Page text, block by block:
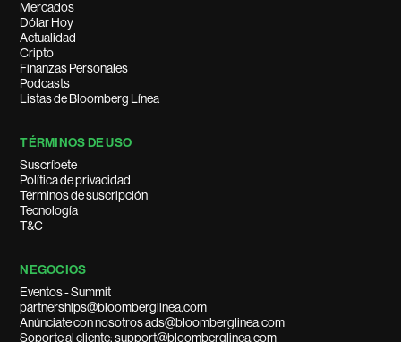
Mercados
Dólar Hoy
Actualidad
Cripto
Finanzas Personales
Podcasts
Listas de Bloomberg Línea
TÉRMINOS DE USO
Suscríbete
Política de privacidad
Términos de suscripción
Tecnología
T&C
NEGOCIOS
Eventos - Summit
partnerships@bloomberglinea.com
Anúnciate con nosotros ads@bloomberglinea.com
Soporte al cliente: support@bloomberglinea.com